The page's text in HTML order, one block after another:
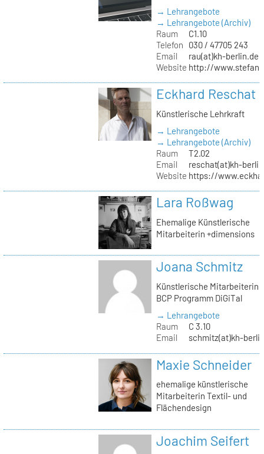
→ Lehrangebote
→ Lehrangebote (Archiv)
Raum
C1.10
Telefon
030 / 47705 243
Email
rau(at)kh-berlin.de
Website http://
Eckhard Reschat
Künstlerische Lehrkraft
→ Lehrangebote
→ Lehrangebote (Archiv)
Raum
T2.02
Email
reschat(at)kh-
Website https://
Lara Roßwag
Ehemalige Künstlerische
Mitarbeiterin +dimensions
Joana Schmitz
Künstlerische Mitarbeiterin
BCP Programm DiGiTal
→ Lehrangebote
Raum
C 3.10
Email
schmitz(at)kh-
Maxie Schneider
ehemalige künstlerische
Mitarbeiterin Textil- und
Flächendesign
Joachim Seifert